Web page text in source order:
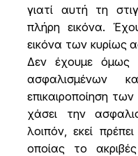
γιατί αυτή τη
πλήρη εικόνα.
εικόνα των κυρίως
Δεν έχουμε όμως
ασφαλισμένων
επικαιροποίηση
χάσει την
λοιπόν, εκεί
οποίας το